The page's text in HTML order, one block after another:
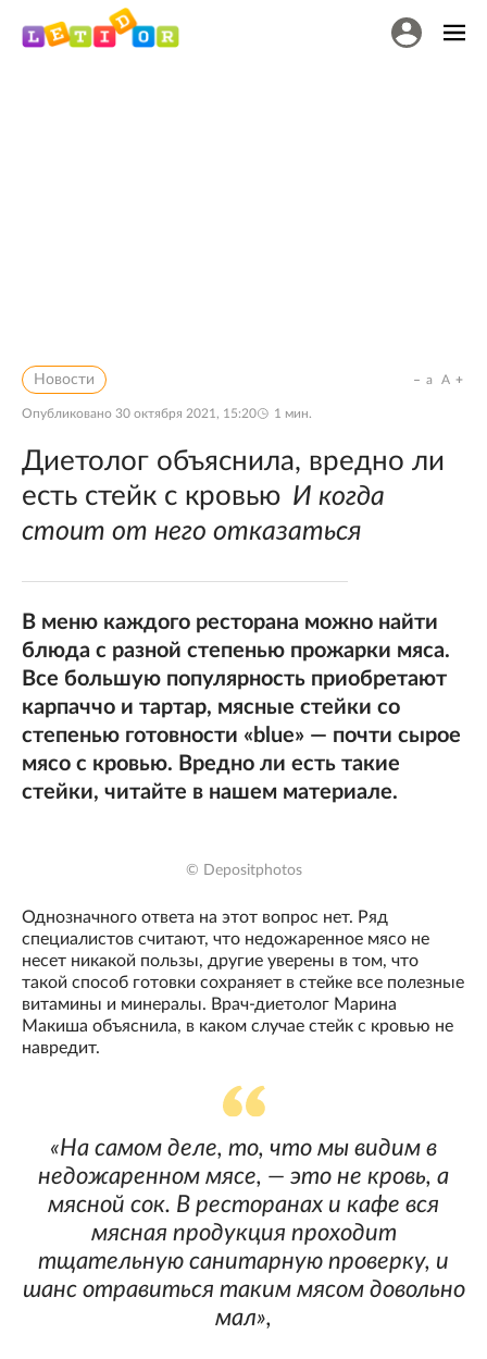
Новости
Опубликовано 30 октября 2021, 15:20 1 мин.
a A
Диетолог объяснила, вредно ли
есть стейк с кровью И когда
стоит от него отказаться
В меню каждого ресторана можно найти
блюда с разной степенью прожарки мяса.
Все большую популярность приобретают
карпаччо и тартар, мясные стейки со
степенью готовности «blue» — почти сырое
мясо с кровью. Вредно ли есть такие
стейки, читайте в нашем материале.
© Depositphotos
Однозначного ответа на этот вопрос нет. Ряд
специалистов считают, что недожаренное мясо не
несет никакой пользы, другие уверены в том, что
такой способ готовки сохраняет в стейке все полезные
витамины и минералы. Врач-диетолог Марина
Макиша объяснила, в каком случае стейк с кровью не
навредит.
«На самом деле, то, что мы видим в
недожаренном мясе, — это не кровь, а
мясной сок. В ресторанах и кафе вся
мясная продукция проходит
тщательную санитарную проверку, и
шанс отравиться таким мясом довольно
мал»,